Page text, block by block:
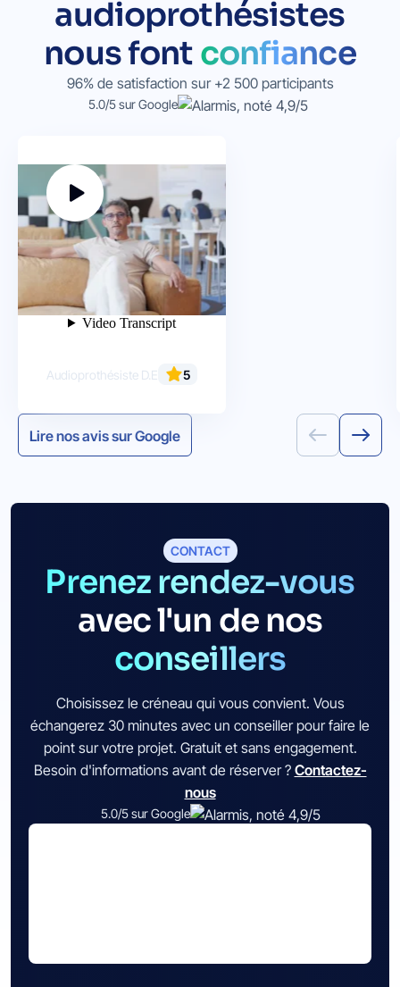
audioprothésistes
nous font confiance
96% de satisfaction sur +2 500 participants
5.0/5 sur Google
Audioprothésiste D.E 5
Lire nos avis sur Google
CONTACT
Prenez rendez-vous
avec l'un de nos
conseillers
Choisissez le créneau qui vous convient. Vous
échangerez 30 minutes avec un conseiller pour faire le
point sur votre projet. Gratuit et sans engagement.
Besoin d'informations avant de réserver ? Contactez-
nous
5.0/5 sur Google